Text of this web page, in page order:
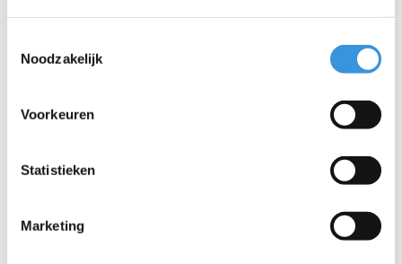
Noodzakelijk
Voorkeuren
Statistieken
Marketing
Warm: 6–8 uur / koel: tot 12 uur
Brede opening: 5,5 cm
Vaatwasmachinebestendig (bovenste rek tot 70°C)
Lekvrij door verwijderbare siliconen afdichting, eenvoudig